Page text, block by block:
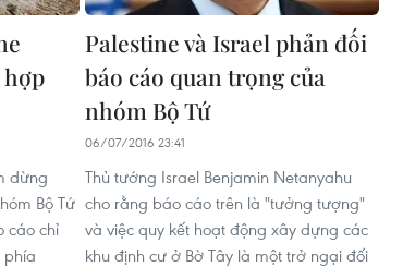
dừng
Bộ Tứ
cáo chỉ
phía
Palestine và Israel phản đối
báo cáo quan trọng của
nhóm Bộ Tứ
06/07/2016 23:41
Thủ tướng Israel Benjamin Netanyahu
cho rằng báo cáo trên là "tưởng tượng"
và việc quy kết hoạt động xây dựng các
khu định cư ở Bờ Tây là một trở ngại đối